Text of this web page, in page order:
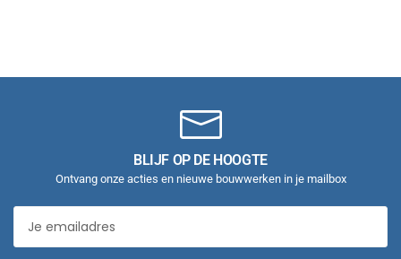
BLIJF OP DE HOOGTE
Ontvang onze acties en nieuwe bouwwerken in je mailbox